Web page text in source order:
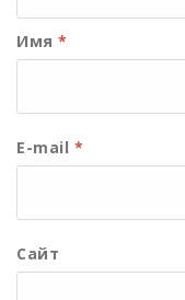
Имя *
E-mail *
Сайт